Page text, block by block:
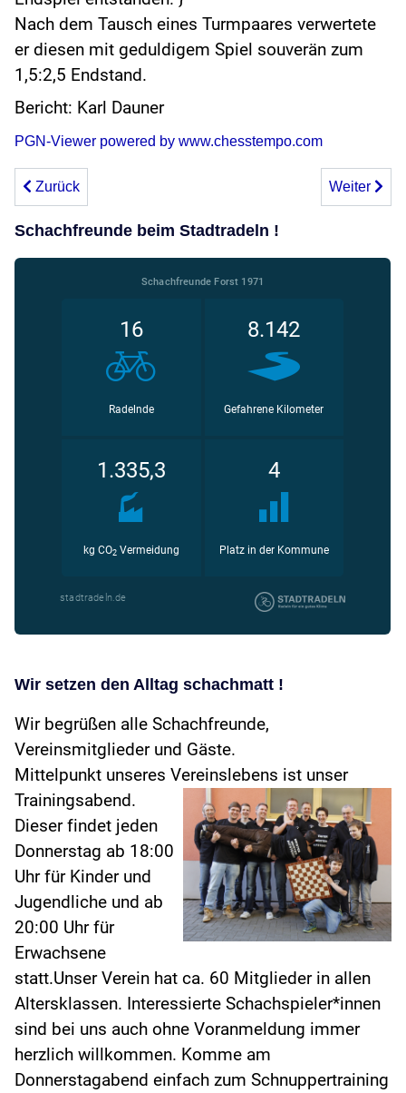
Nach dem Tausch eines Turmpaares verwertete
er diesen mit geduldigem Spiel souverän zum
1,5:2,5 Endstand.
Bericht: Karl Dauner
PGN-Viewer powered by www.chesstempo.com
Vorheriger Beitrag: Turniernachlese: Bamberg Open 2025
Zurück Nächster
Weiter
Schachfreunde beim Stadtradeln !
Wir setzen den Alltag schachmatt !
Wir begrüßen alle Schachfreunde,
Vereinsmitglieder und Gäste.
Mittelpunkt unseres Vereinslebens ist unser
Trainingsabend.
Dieser findet jeden
Donnerstag ab 18:00
Uhr für Kinder und
Jugendliche und ab
20:00 Uhr für
Erwachsene
statt.Unser Verein hat ca. 60 Mitglieder in allen
Altersklassen. Interessierte Schachspieler*innen
sind bei uns auch ohne Voranmeldung immer
herzlich willkommen. Komme am
Donnerstagabend einfach zum Schnuppertraining